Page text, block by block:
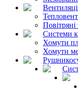
Системи
Хомути
Хомути